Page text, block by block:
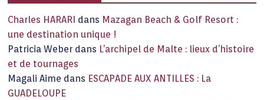
Charles HARARI dans Mazagan Beach & Golf Resort :
une destination unique !
Patricia Weber dans L’archipel de Malte : lieux d’histoire
et de tournages
Magali Aime dans ESCAPADE AUX ANTILLES : La
GUADELOUPE